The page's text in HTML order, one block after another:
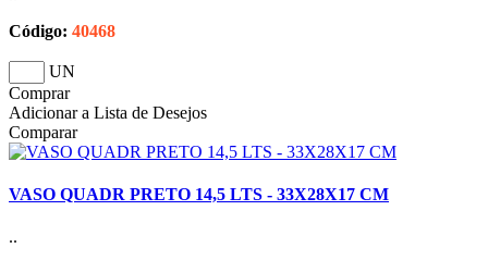
Código: 40468
UN
Comprar
Adicionar a Lista de Desejos
Comparar
VASO QUADR PRETO 14,5 LTS - 33X28X17 CM
..